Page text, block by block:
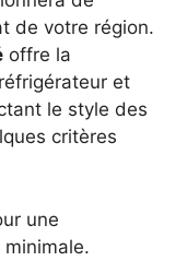
de votre région.
offre la
et
le style des
critères
une
minimale.